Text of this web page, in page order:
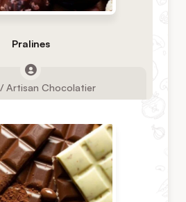
Pralines
Artisan Chocolatier